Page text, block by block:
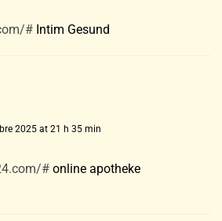
# Intim Gesund
2025 at 21 h 35 min
# online apotheke